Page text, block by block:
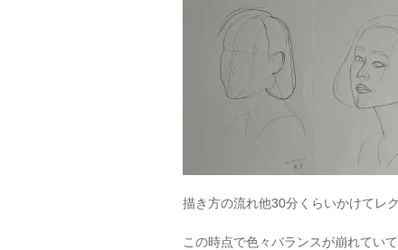
描き方の流れ他30分くらいかけてレ
この時点で色々バランスが崩れてい